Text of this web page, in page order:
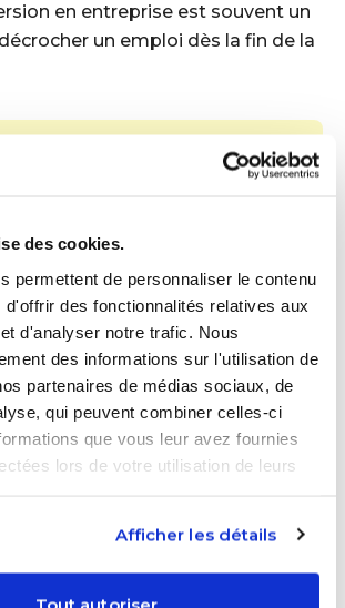
des cookies.
permettent de personnaliser le contenu
d'offrir des fonctionnalités relatives aux
d'analyser notre trafic. Nous
des informations sur l'utilisation de
partenaires de médias sociaux, de
qui peuvent combiner celles-ci
que vous leur avez fournies
lors de votre utilisation de leurs
Afficher les détails
en entreprise est souvent un
un emploi dès la fin de la
professionnelle s’il souhaite
concrète, pratique et
vers une insertion rapide sur le
du travail.
et poursuite
entrée directe sur le marché du